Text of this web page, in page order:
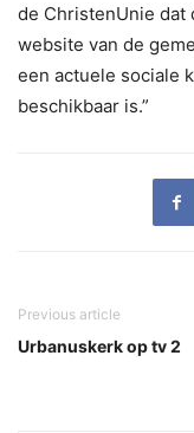
de ChristenUnie dat
website van de
een actuele sociale
beschikbaar is.”
Previous article
Urbanuskerk op tv 2